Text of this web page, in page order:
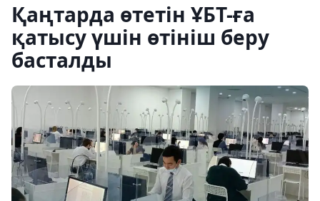
Қаңтарда өтетін ҰБТ-ға
қатысу үшін өтініш беру
басталды